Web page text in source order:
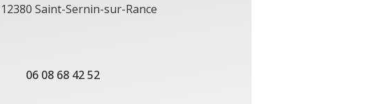
12380 Saint-Sernin-sur-Rance
06 08 68 42 52